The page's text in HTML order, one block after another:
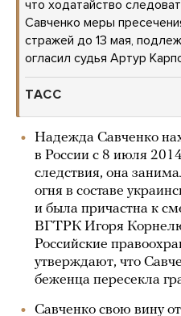
что ходатайство
Савченко меры
стражей до 13 мая,
огласил судья Артур
ТАСС
Надежда Савченко
в России с 8 июля
следствия, она
огня в составе
и была причастна к
ВГТРК Игоря
Российские
утверждают, что
беженца пересекла
Савченко свою вину